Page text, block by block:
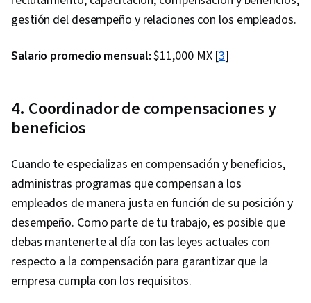
gestión del desempeño y relaciones con los empleados.
Salario promedio mensual:$11,000 MX [3]
4. Coordinador de compensaciones y
beneficios
Cuando te especializas en compensación y beneficios,
administras programas que compensan a los
empleados de manera justa en función de su posición y
desempeño. Como parte de tu trabajo, es posible que
debas mantenerte al día con las leyes actuales con
respecto a la compensación para garantizar que la
empresa cumpla con los requisitos.